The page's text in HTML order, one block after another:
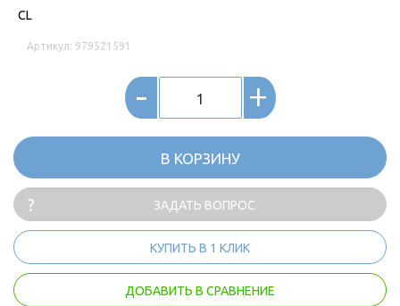
CL
Артикул: 979521591
- +
В КОРЗИНУ
ЗАДАТЬ ВОПРОС
КУПИТЬ В 1 КЛИК
ДОБАВИТЬ В СРАВНЕНИЕ